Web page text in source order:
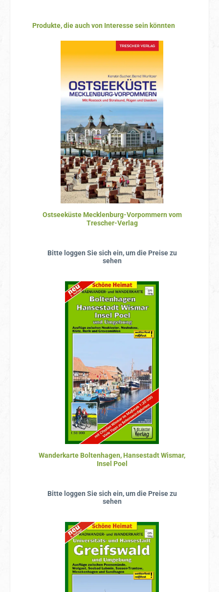
Produktgalerie überspringen
Produkte, die auch von Interesse sein könnten
Ostseeküste Mecklenburg-Vorpommern vom
Trescher-Verlag
Bitte loggen Sie sich ein, um die Preise zu
sehen
Wanderkarte Boltenhagen, Hansestadt Wismar,
Insel Poel
Bitte loggen Sie sich ein, um die Preise zu
sehen